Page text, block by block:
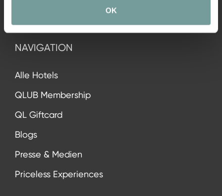
OK
NAVIGATION
Alle Hotels
QLUB Membership
QL Giftcard
Blogs
Presse & Medien
Priceless Experiences